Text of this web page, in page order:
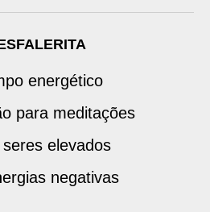
energético
para meditações
elevados
negativas